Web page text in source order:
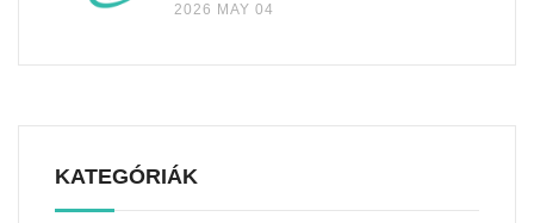
2026 MAY 04
KATEGÓRIÁK